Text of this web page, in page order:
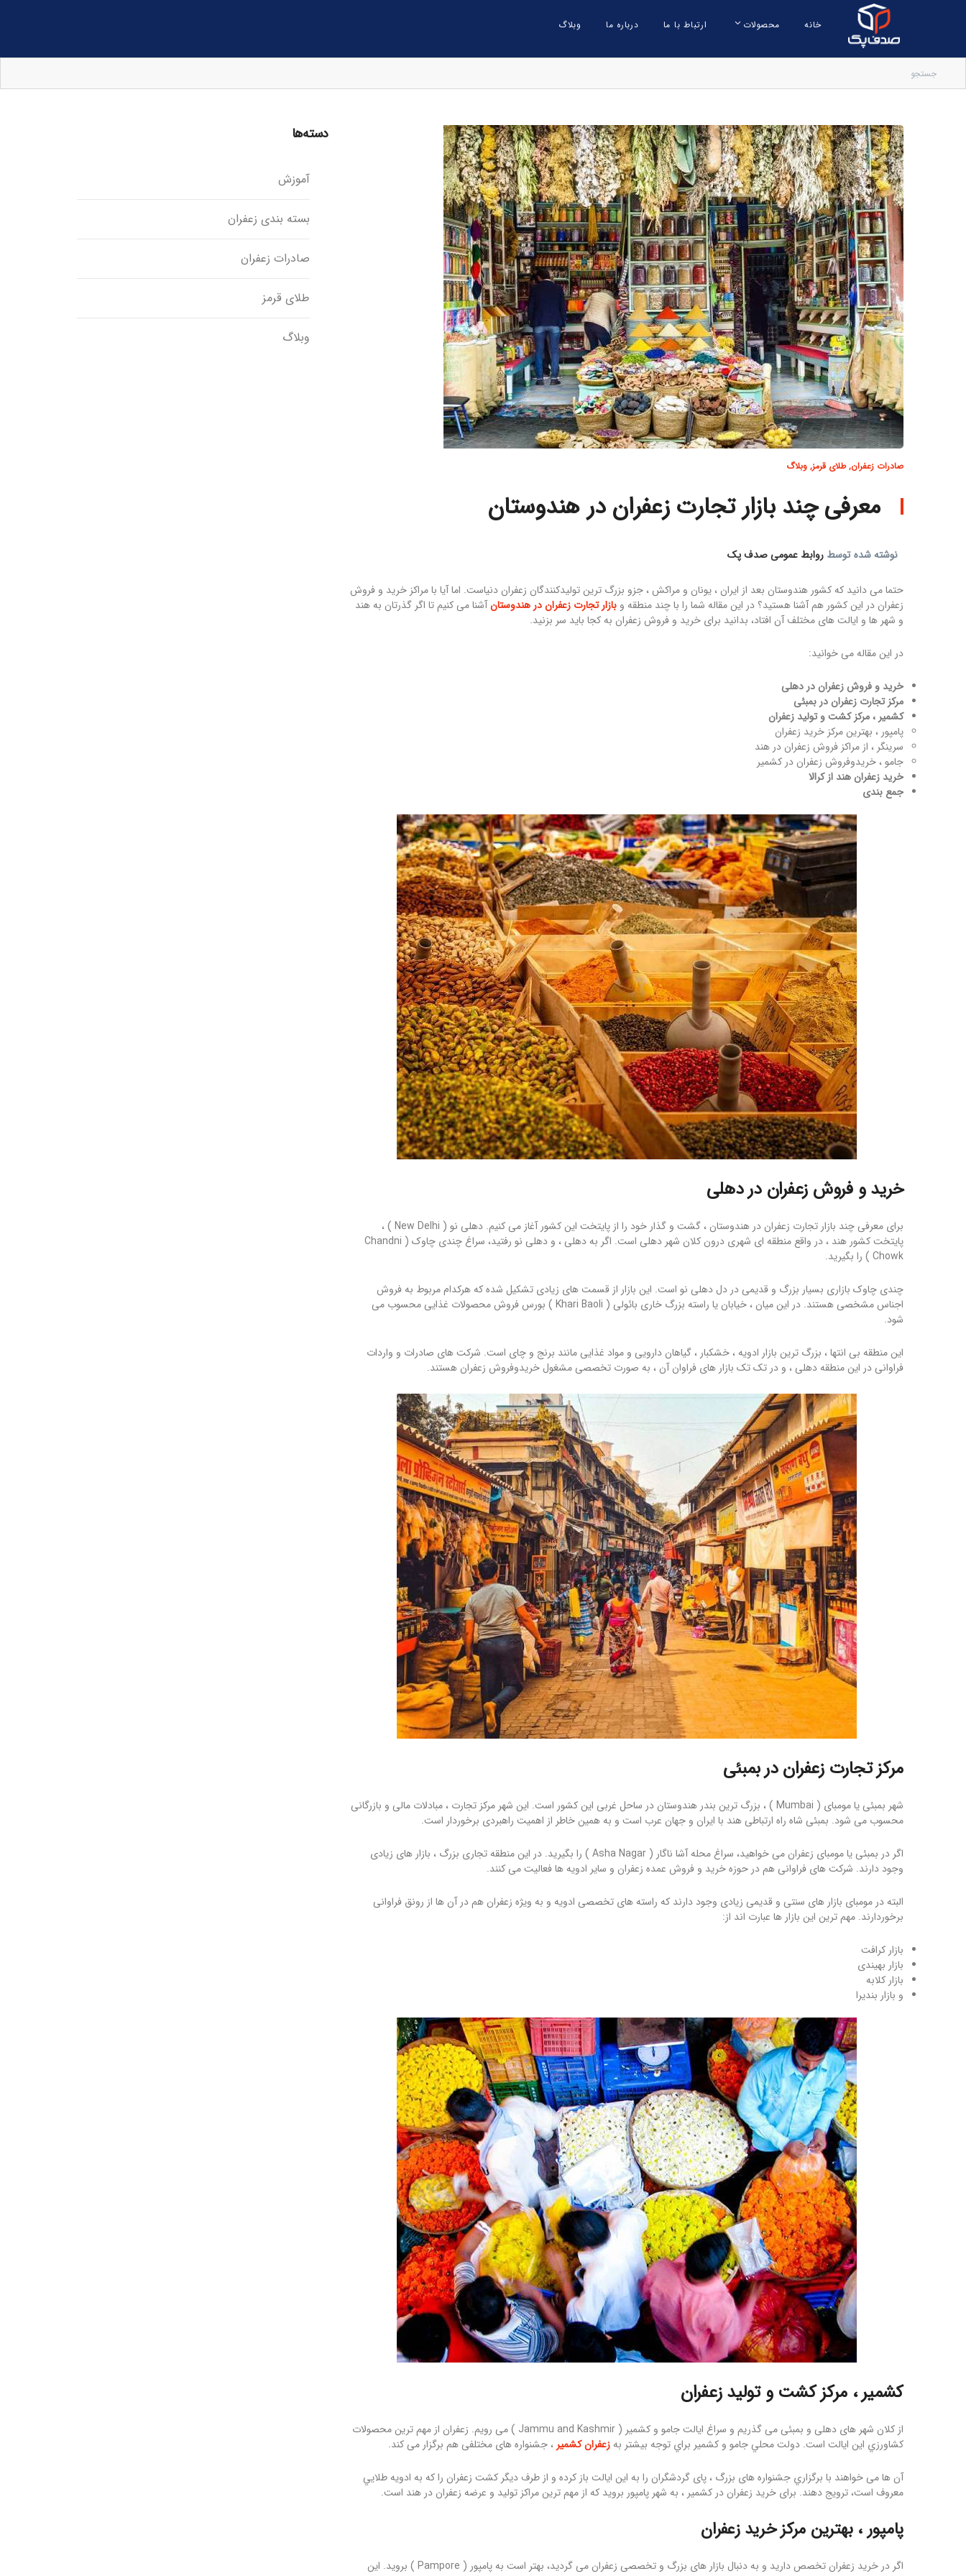
خانه محصولات ارتباط با ما درباره ما وبلاگ
صادرات زعفران,طلای قرمز, وبلاگ
معرفی چند بازار تجارت زعفران در هندوستان
نوشته شده توسط روابط عمومی صدف پک
حتما می دانید که کشور هندوستان بعد از ایران ، یونان و مراکش ، جزو بزرگ ترین تولیدکنندگان زعفران دنیاست. اما آیا با مراکز خرید و فروش
زعفران در این کشور هم آشنا هستید؟ در این مقاله شما را با چند منطقه و بازار تجارت زعفران در هندوستانآشنا می کنیم تا اگر گذرتان به هند
و شهر ها و ایالت های مختلف آن افتاد، بدانید برای خرید و فروش زعفران به کجا باید سر بزنید.
در این مقاله می خوانید:
خرید و فروش زعفران در دهلی
مرکز تجارت زعفران در بمبئی
کشمیر ، مرکز کشت و تولید زعفران
پامپور ، بهترین مرکز خرید زعفران
سرینگر ، از مراکز فروش زعفران در هند
جامو ، خریدوفروش زعفران در کشمیر
خرید زعفران هند از کرالا
جمع بندی
خرید و فروش زعفران در دهلی
برای معرفی چند بازار تجارت زعفران در هندوستان ، گشت و گذار خود را از پایتخت این کشور آغاز می کنیم. دهلی نو ( New Delhi ) ،
پایتخت کشور هند ، در واقع منطقه ای شهری درون کلان شهر دهلی است. اگر به دهلی ، و دهلی نو رفتید، سراغ چندی چاوک ( Chandni
Chowk ) را بگیرید.
چندی چاوک بازاری بسیار بزرگ و قدیمی در دل دهلی نو است. این بازار از قسمت های زیادی تشکیل شده که هرکدام مربوط به فروش
اجناس مشخصی هستند. در این میان ، خیابان یا راسته بزرگ خاری بائولی ( Khari Baoli ) بورس فروش محصولات غذایی محسوب می
شود.
این منطقه بی انتها ، بزرگ ترین بازار ادویه ، خشکبار ، گیاهان دارویی و مواد غذایی مانند برنج و چای است. شرکت های صادرات و واردات
فراوانی در این منطقه دهلی ، و در تک تک بازار های فراوان آن ، به صورت تخصصی مشغول خریدوفروش زعفران هستند.
مرکز تجارت زعفران در بمبئی
شهر بمبئی یا مومبای ( Mumbai ) ، بزرگ ترین بندر هندوستان در ساحل غربی این کشور است. این شهر مرکز تجارت ، مبادلات مالی و بازرگانی
محسوب می شود. بمبئی شاه راه ارتباطی هند با ایران و جهان عرب است و به همین خاطر از اهمیت راهبردی برخوردار است.
اگر در بمبئی یا مومبای زعفران می خواهید، سراغ محله آشا ناگار ( Asha Nagar ) را بگیرید. در این منطقه تجاری بزرگ ، بازار های زیادی
وجود دارند. شرکت های فراوانی هم در حوزه خرید و فروش عمده زعفران و سایر ادویه ها فعالیت می کنند.
البته در مومبای بازار های سنتی و قدیمی زیادی وجود دارند که راسته های تخصصی ادویه و به ویژه زعفران هم در آن ها از رونق فراوانی
برخوردارند. مهم ترین این بازار ها عبارت اند از:
بازار کرافت
بازار بهیندی
بازار کلابه
و بازار بندیرا
کشمیر ، مرکز کشت و تولید زعفران
از کلان شهر های دهلی و بمبئی می گذریم و سراغ ایالت جامو و کشمیر ( Jammu and Kashmir ) می رویم. زعفران از مهم ترین محصولات
كشاورزي این ايالت است. دولت محلي جامو و کشمیر براي توجه بيشتر به زعفران کشمیر ، جشنواره های مختلفی هم برگزار می کند.
آن ها می خواهند با برگزاري جشنواره های بزرگ ، پای گردشگران را به این ایالت باز کرده و از طرف دیگر كشت زعفران را كه به ادويه طلايي
معروف است، ترويج دهند. برای خرید زعفران در کشمیر ، به شهر پامپور بروید که از مهم ترین مراکز تولید و عرضه زعفران در هند است.
پامپور ، بهترین مرکز خرید زعفران
اگر در خرید زعفران تخصص دارید و به دنبال بازار های بزرگ و تخصصی زعفران می گردید، بهتر است به پامپور ( Pampore ) بروید. این
دسته‌ها
آموزش
بسته بندی زعفران
صادرات زعفران
طلای قرمز
وبلاگ